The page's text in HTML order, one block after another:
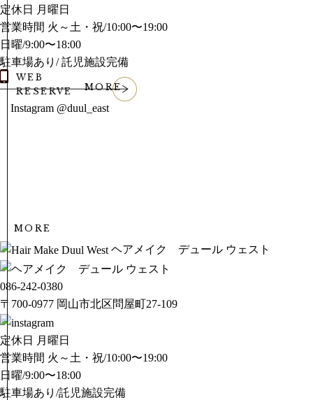
定休日
月曜日
営業時間 火～土・祝/10:00〜19:00
日曜/9:00〜18:00
駐車場あり/ 託児施設完備
WEB
RESERVE
MORE
Instagram @duul_east
MORE
ヘアメイク デュール ウェスト
086-242-0380
〒700-0977 岡山市北区問屋町27-109
定休日
月曜日
営業時間 火～土・祝/10:00〜19:00
日曜/9:00〜18:00
駐車場あり/託児施設完備